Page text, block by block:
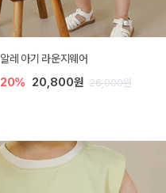
알레 아기 라운지웨어
20% 20,800원 26,000원